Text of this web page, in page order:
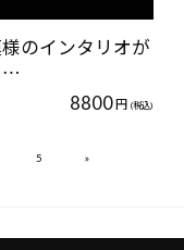
様のインタリオが
…
8800円 (税込)
5 »